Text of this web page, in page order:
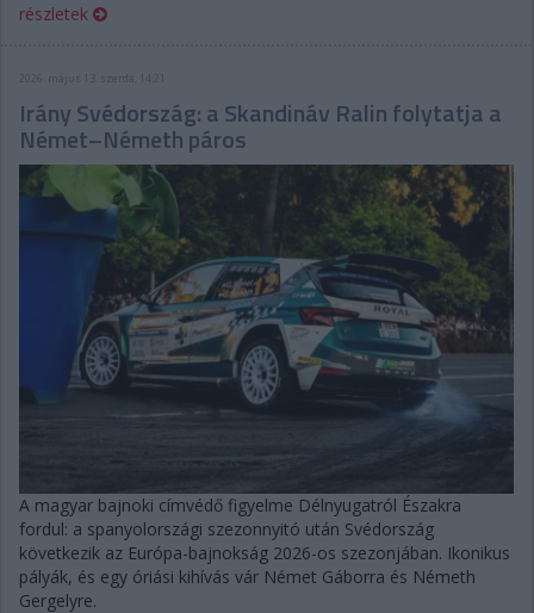
részletek
2026. május 13. szerda, 14:21
Irány Svédország: a Skandináv Ralin folytatja a
Német–Németh páros
A magyar bajnoki címvédő figyelme Délnyugatról Északra
fordul: a spanyolországi szezonnyitó után Svédország
következik az Európa-bajnokság 2026-os szezonjában. Ikonikus
pályák, és egy óriási kihívás vár Német Gáborra és Németh
Gergelyre.